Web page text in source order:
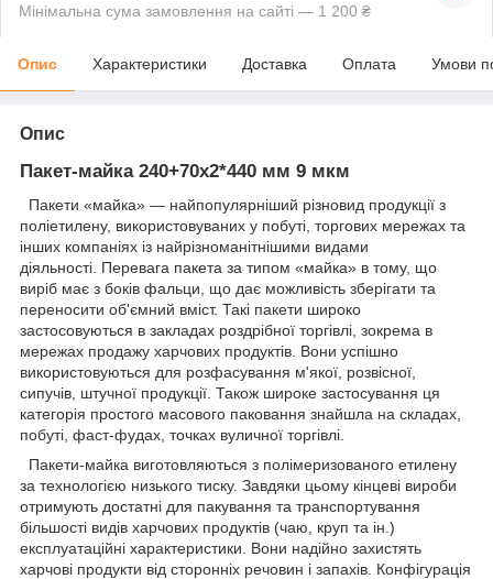
Мінімальна сума замовлення на сайті — 1 200 ₴
Опис Характеристики Доставка Оплата Умови
Опис
Пакет-майка 240+70х2*440 мм 9 мкм
Пакети «майка» — найпопулярніший різновид продукції з
поліетилену, використовуваних у побуті, торгових мережах та
інших компаніях із найрізноманітнішими видами
діяльності. Перевага пакета за типом «майка» в тому, що
виріб має з боків фальци, що дає можливість зберігати та
переносити об'ємний вміст. Такі пакети широко
застосовуються в закладах роздрібної торгівлі, зокрема в
мережах продажу харчових продуктів. Вони успішно
використовуються для розфасування м'якої, розвісної,
сипучів, штучної продукції. Також широке застосування ця
категорія простого масового паковання знайшла на складах,
побуті, фаст-фудах, точках вуличної торгівлі.
Пакети-майка виготовляються з полімеризованого етилену
за технологією низького тиску. Завдяки цьому кінцеві вироби
отримують достатні для пакування та транспортування
більшості видів харчових продуктів (чаю, круп та ін.)
експлуатаційні характеристики. Вони надійно захистять
харчові продукти від сторонніх речовин і запахів. Конфігурація